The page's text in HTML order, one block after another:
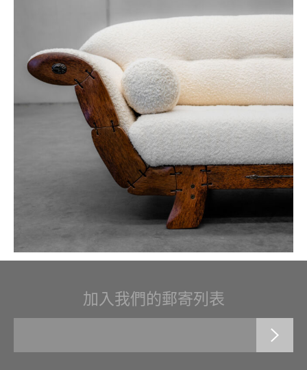
加入我們的郵寄列表